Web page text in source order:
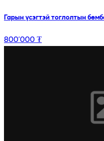
Гарын үсэгтэй тоглолтын
800’000 ₮